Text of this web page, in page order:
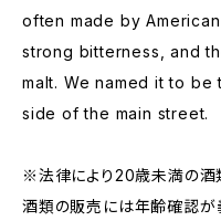
often made by
strong bitterness, and
malt. We named it to be
side of the main street.
※法律により20歳未満の酒
酒類の販売には年齢確認が